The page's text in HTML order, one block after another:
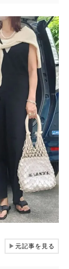
▶元記事を見る